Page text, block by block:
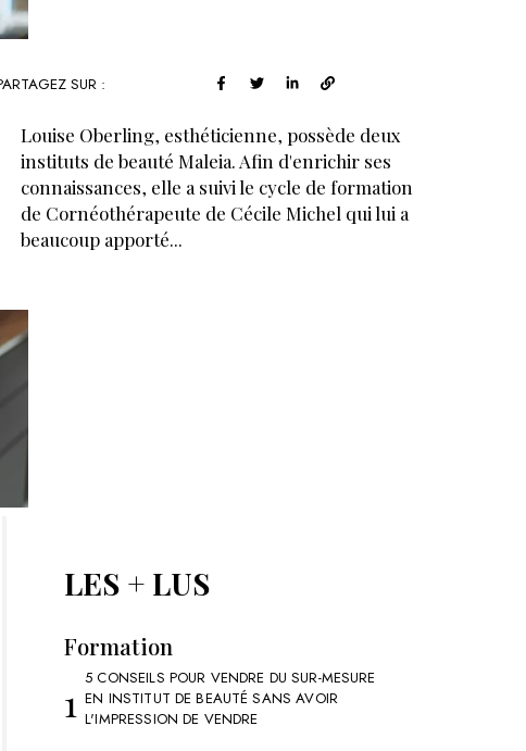
SUR :
Louise Oberling, esthéticienne, possède deux
instituts de beauté Maleia. Afin d'enrichir ses
connaissances, elle a suivi le cycle de formation
de Cornéothérapeute de Cécile Michel qui lui a
beaucoup apporté...
LES + LUS
Formation
5 CONSEILS POUR VENDRE DU SUR-MESURE
EN INSTITUT DE BEAUTÉ SANS AVOIR
L'IMPRESSION DE VENDRE